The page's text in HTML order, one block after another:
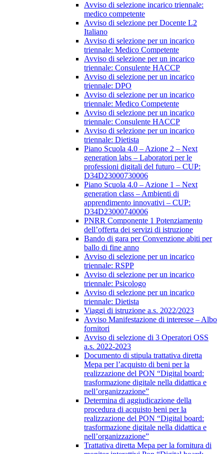
Avviso di selezione incarico triennale:
medico competente
Avviso di selezione per Docente L2
Italiano
Avviso di selezione per un incarico
triennale: Medico Competente
Avviso di selezione per un incarico
triennale: Consulente HACCP
Avviso di selezione per un incarico
triennale: DPO
Avviso di selezione per un incarico
triennale: Medico Competente
Avviso di selezione per un incarico
triennale: Consulente HACCP
Avviso di selezione per un incarico
triennale: Dietista
Piano Scuola 4.0 – Azione 2 – Next
generation labs – Laboratori per le
professioni digitali del futuro – CUP:
D34D23000730006
Piano Scuola 4.0 – Azione 1 – Next
generation class – Ambienti di
apprendimento innovativi – CUP:
D34D23000740006
PNRR Componente 1 Potenziamento
dell’offerta dei servizi di istruzione
Bando di gara per Convenzione abiti per
ballo di fine anno
Avviso di selezione per un incarico
triennale: RSPP
Avviso di selezione per un incarico
triennale: Psicologo
Avviso di selezione per un incarico
triennale: Dietista
Viaggi di istruzione a.s. 2022/2023
Avviso Manifestazione di interesse – Albo
fornitori
Avviso di selezione di 3 Operatori OSS
a.s. 2022-2023
Documento di stipula trattativa diretta
Mepa per l’acquisto di beni per la
realizzazione del PON “Digital board:
trasformazione digitale nella didattica e
nell’organizzazione”
Determina di aggiudicazione della
procedura di acquisto beni per la
realizzazione del PON “Digital board:
trasformazione digitale nella didattica e
nell’organizzazione”
Trattativa diretta Mepa per la fornitura di